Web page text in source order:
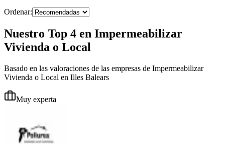
Ordenar:
Nuestro Top 4 en Impermeabilizar
Vivienda o Local
Basado en las valoraciones de las empresas de Impermeabilizar
Vivienda o Local en Illes Balears
Muy experta